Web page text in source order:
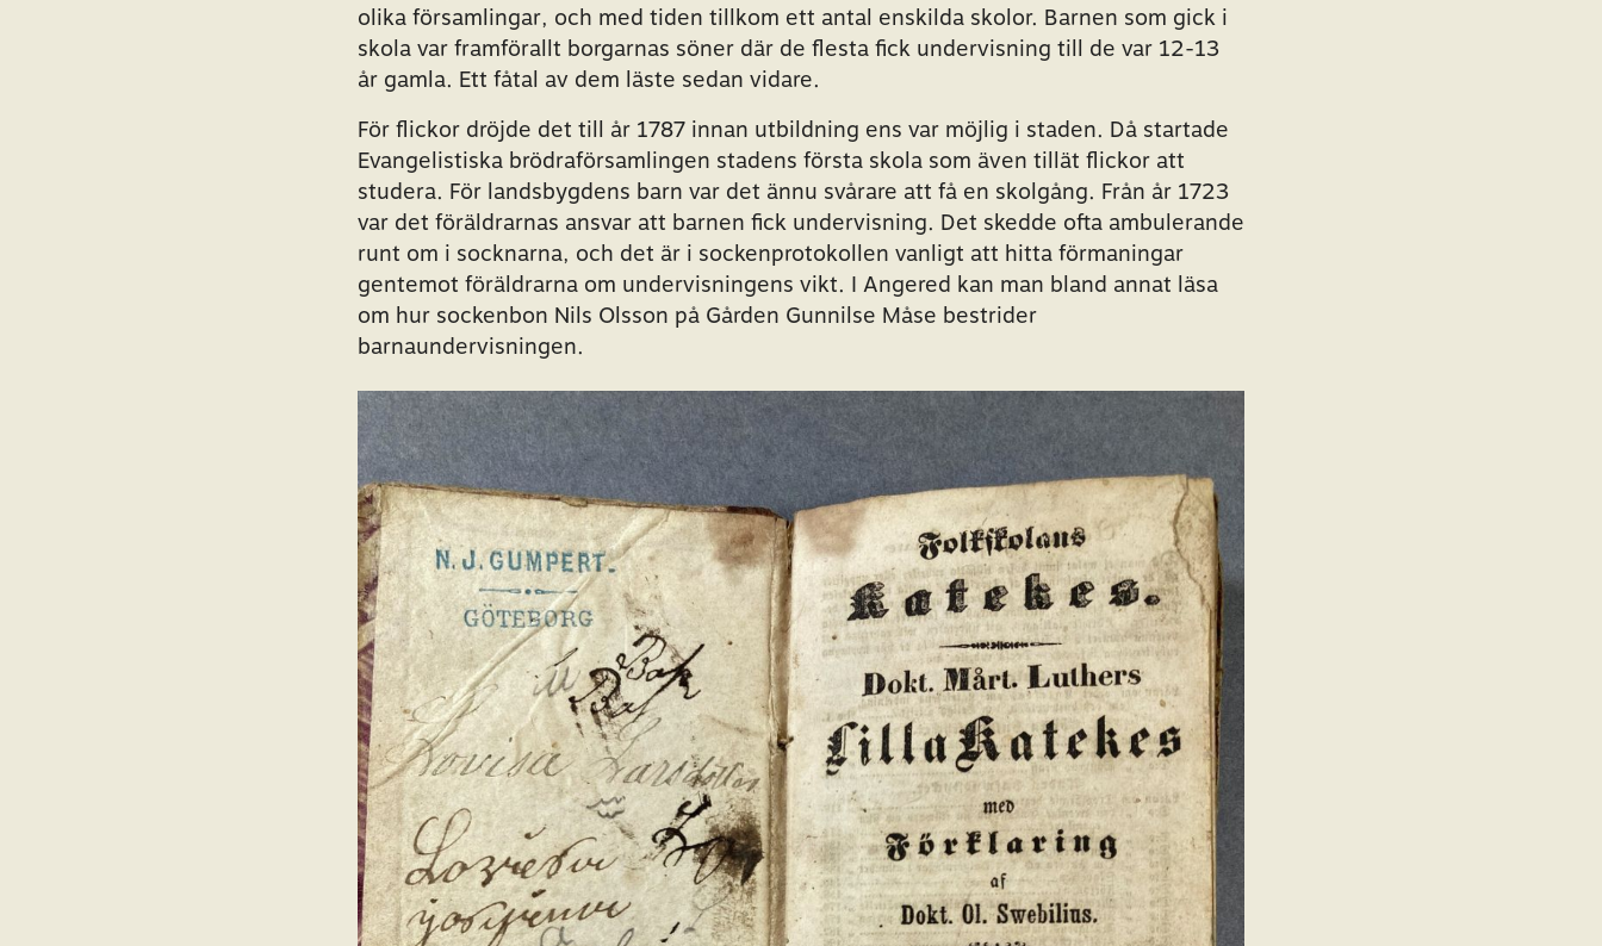
olika församlingar, och med tiden tillkom ett antal enskilda skolor. Barnen som gick i
skola var framförallt borgarnas söner där de flesta fick undervisning till de var 12-13
år gamla. Ett fåtal av dem läste sedan vidare.
För flickor dröjde det till år 1787 innan utbildning ens var möjlig i staden. Då startade
Evangelistiska brödraförsamlingen stadens första skola som även tillät flickor att
studera. För landsbygdens barn var det ännu svårare att få en skolgång. Från år 1723
var det föräldrarnas ansvar att barnen fick undervisning. Det skedde ofta ambulerande
runt om i socknarna, och det är i sockenprotokollen vanligt att hitta förmaningar
gentemot föräldrarna om undervisningens vikt. I Angered kan man bland annat läsa
om hur sockenbon Nils Olsson på Gården Gunnilse Måse bestrider
barnaundervisningen.